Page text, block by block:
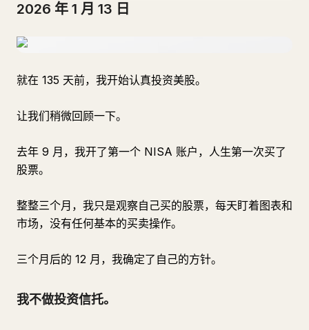
2026 年 1 月 13 日
就在 135 天前，我开始认真投资美股。
让我们稍微回顾一下。
去年 9 月，我开了第一个 NISA 账户，人生第一次买了
股票。
整整三个月，我只是观察自己买的股票，每天盯着图表和
市场，没有任何基本的买卖操作。
三个月后的 12 月，我确定了自己的方针。
我不做投资信托。